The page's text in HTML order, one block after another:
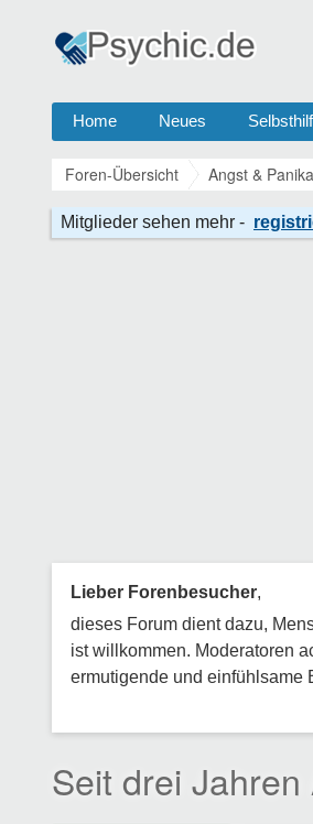
Home Neues
Foren-Übersicht Angst &
Lieber Forenbesucher,
dieses Forum dient dazu,
ist willkommen. Moderatoren
ermutigende und einfühlsame
Seit drei